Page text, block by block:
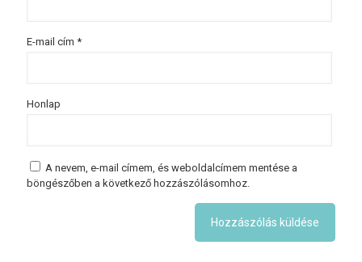
E-mail cím *
Honlap
A nevem, e-mail címem, és weboldalcímem mentése a
böngészőben a következő hozzászólásomhoz.